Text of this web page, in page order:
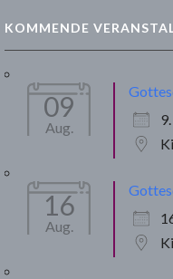
KOMMENDE
09
Aug.
16
Aug.